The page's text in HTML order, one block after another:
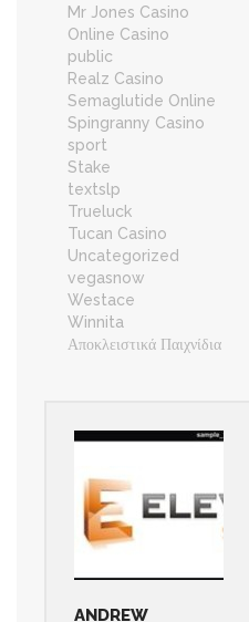
Mr Jones Casino
Online Casino
public
Realz Casino
Semaglutide Online
Spingranny Casino
sport
Stake
textslp
Trueluck
Tucan Casino
Uncategorized
vegasnow
Westace
Winnita
Αποκλειστικά Παιχνίδια
ANDREW